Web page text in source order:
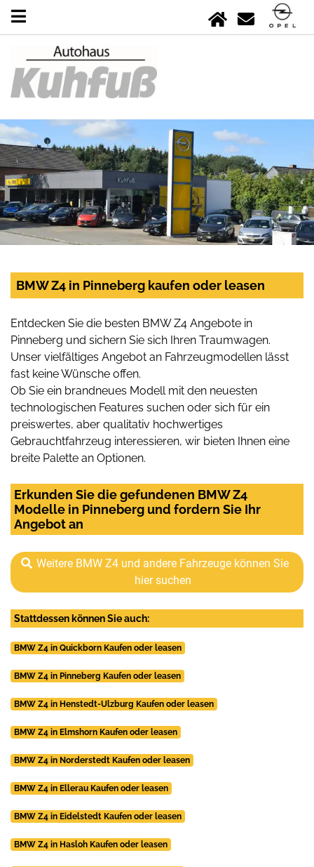
BMW Z4 in Pinneberg kaufen oder leasen
Entdecken Sie die besten BMW Z4 Angebote in
Pinneberg und sichern Sie sich Ihren Traumwagen.
Unser vielfältiges Angebot an Fahrzeugmodellen lässt
fast keine Wünsche offen.
Ob Sie ein brandneues Modell mit den neuesten
technologischen Features suchen oder sich für ein
preiswertes, aber qualitativ hochwertiges
Gebrauchtfahrzeug interessieren, wir bieten Ihnen eine
breite Palette an Optionen.
Erkunden Sie die gefundenen BMW Z4
Modelle in Pinneberg und fordern Sie Ihr
Angebot an
Weitere BMW Z4 und andere Fahrzeuge können Sie
hier suchen
Stattdessen können Sie auch:
BMW Z4 in Quickborn Kaufen oder leasen
BMW Z4 in Pinneberg Kaufen oder leasen
BMW Z4 in Henstedt-Ulzburg Kaufen oder leasen
BMW Z4 in Elmshorn Kaufen oder leasen
BMW Z4 in Norderstedt Kaufen oder leasen
BMW Z4 in Ellerau Kaufen oder leasen
BMW Z4 in Eidelstedt Kaufen oder leasen
BMW Z4 in Hasloh Kaufen oder leasen